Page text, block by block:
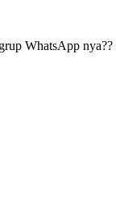
WhatsApp nya??